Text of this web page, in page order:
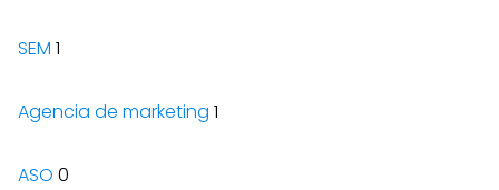
SEM 1
Agencia de marketing 1
ASO 0